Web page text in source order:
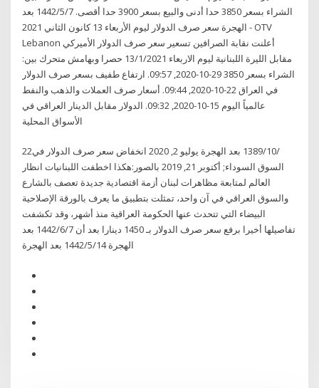
الشراء بسعر 3850 حدا أدنى والبيع بسعر 3900 حدا أقصى. 7‏‏/5‏‏/1442 بعد
الهجرة سعر صرف الدولار ليوم الأربعاء 13 كانون الثاني 2021 - OTV
Lebanon أعلنت نقابة الصرافين تسعير سعر صرف الدولار الأميركي
مقابل الليرة اللبنانية ليوم الاربعاء 13/1/2021 حصرا وبهامش متحرك بين:
الشراء بسعر 3850 29-10-2020, 09:57. ارتفاع طفيف بسعر صرف الدولار
في العراق 22-10-2020, 09:44. أسعار صرف العملات والذهب والنفط
عالمياً اليوم 15-10-2020, 09:32. الدولار مقابل الدينار العراقي في
الأسواق المحلية
22‏‏/10‏‏/1389 بعد الهجرة يوليو 2, 2020 انخفاض سعر صرف الدولار في
السوق السوداء; أكتوبر 21, 2019 بالصور:هكذا اخطفت اللبنانيات انظار
العالم لمتابعة مظاهرات لبنان أزمة اقتصادية جديدة تعصف بالشارع
والسوق العراقي في آن واحد، تمثلت بتطبيق ما يعرف بالورقة الإصلاحية
البيضاء التي تتحدث عنها الحكومة العراقية منذ أشهر، وقد تكشفت
تفاصيلها أخيرا برفع سعر صرف الدولار بـ 1450 دينارا بعد أن 7‏‏/6‏‏/1442 بعد
الهجرة 14‏‏/5‏‏/1442 بعد الهجرة